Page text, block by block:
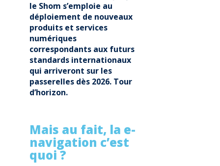
le Shom s’emploie au
déploiement de nouveaux
produits et services
numériques
correspondants aux futurs
standards internationaux
qui arriveront sur les
passerelles dès 2026. Tour
d’horizon.
Mais au fait, la e-
navigation c’est
quoi ?